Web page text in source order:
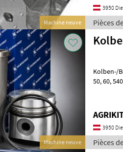
Machine neuve
3950
Pièces
Machine neuve
Kolben-/
50, 60, 540, 545, 548, 650, 658, 760 & 768 Hochwertiger
3950
Pièces